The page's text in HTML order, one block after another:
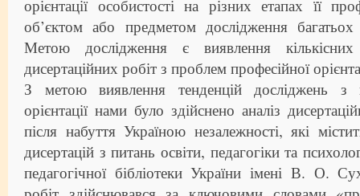
орієнтації особистості на різних етапах її
об’єктом або предметом дослідження багатьох
Метою дослідження є виявлення кількісних
дисертаційних робіт з проблем професійної
З метою виявлення тенденцій досліджень з
орієнтації нами було здійснено аналіз
після набуття Україною незалежності, які
дисертацій з питань освіти, педагогіки та
педагогічної бібліотеки України імені В. О.